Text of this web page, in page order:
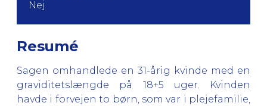
Nej
Resumé
Sagen omhandlede en 31-årig kvinde med en
graviditetslængde på 18+5 uger. Kvinden
havde i forvejen to børn, som var i plejefamilie,